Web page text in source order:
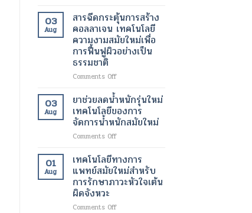
ต้อง
ผ่าตัด
เสีย
หาย
ให้
กลับ
มา
ได้
ปกติ
อีก
ครั้ง
ด้วย
เทคโนโลยี
สมัย
ใหม่
นาโน
ไข
มัน
ขนาด
เล็ก
นาโน
เทคโนโลยี
ปฏิวัติ
วงการ
เพื่อ
การ
ร้าย
แรง
03
Aug
สารฉีดกระตุ้นการสร้าง
คอลลาเจน เทคโนโลยี
ความงามสมัยใหม่เพื่อ
การฟื้นฟูผิวอย่างเป็น
ธรรมชาติ
Comments Offon
ฉีด
กระตุ้น
การ
สร้าง
คอ
ลา
เจน
เทคโนโลยี
ความ
สมัย
03
Aug
ยาช่วยลดน้ำหนักรุ่นใหม่
เทคโนโลยีของการ
จัดการน้ำหนักสมัยใหม่
Comments Offon
ช่วย
ลด
น้ำ
หนัก
ใหม่
01
Aug
เทคโนโลยีทางการ
แพทย์สมัยใหม่สำหรับ
การรักษาภาวะหัวใจเต้น
ผิดจังหวะ
Comments Offon